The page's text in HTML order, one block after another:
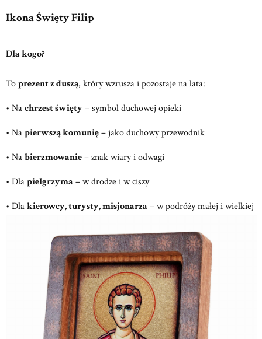
Ikona Święty Filip
Dla kogo?
To prezent z duszą, który wzrusza i pozostaje na lata:
• Na chrzest święty – symbol duchowej opieki
• Na pierwszą komunię – jako duchowy przewodnik
• Na bierzmowanie – znak wiary i odwagi
• Dla pielgrzyma – w drodze i w ciszy
• Dla kierowcy, turysty, misjonarza – w podróży małej i wielkiej